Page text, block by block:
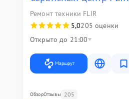
Ремонт техники FLIR
5,0205 оценки
Открыто до 21:00
Маршрут
ОбзорОтзывы 205